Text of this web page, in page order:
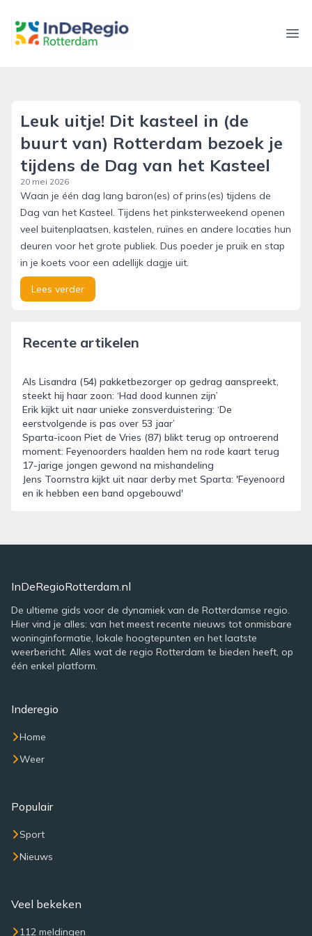
inderegiorotterdam.nl
Leuk uitje! Dit kasteel in (de
buurt van) Rotterdam bezoek je
tijdens de Dag van het Kasteel
20 mei 2026
Waan je één dag lang baron(es) of prins(es) tijdens de
Dag van het Kasteel. Tijdens het pinksterweekend openen
veel buitenplaatsen, kastelen, ruïnes en andere locaties hun
deuren voor het grote publiek. Dus poeder je pruik en stap
in je koets voor een adellijk dagje uit.
Lees verder
Recente artikelen
Als Lisandra (54) pakketbezorger op gedrag aanspreekt,
steekt hij haar zoon: ‘Had dood kunnen zijn’
Erik kijkt uit naar unieke zonsverduistering: ‘De
eerstvolgende is pas over 53 jaar’
Sparta-icoon Piet de Vries (87) blikt terug op ontroerend
moment: Feyenoorders haalden hem na rode kaart terug
17-jarige jongen gewond na mishandeling
Jens Toornstra kijkt uit naar derby met Sparta: 'Feyenoord
en ik hebben een band opgebouwd'
InDeRegioRotterdam.nl
De ultieme gids voor de dynamiek van de Rotterdamse regio.
Hier vind je alles: van het meest recente nieuws tot onmisbare
woninginformatie, lokale hoogtepunten en het laatste
weerbericht. Alles wat de regio Rotterdam te bieden heeft, op
één enkel platform.
Inderegio
Home
Weer
Populair
Sport
Nieuws
Veel bekeken
112 meldingen